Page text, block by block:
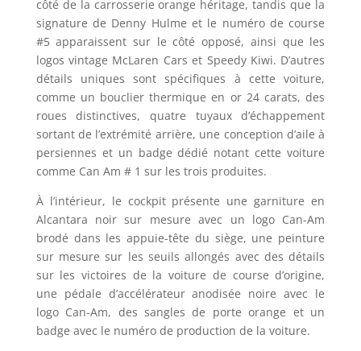
côté de la carrosserie orange héritage, tandis que la
signature de Denny Hulme et le numéro de course
#5 apparaissent sur le côté opposé, ainsi que les
logos vintage McLaren Cars et Speedy Kiwi. D’autres
détails uniques sont spécifiques à cette voiture,
comme un bouclier thermique en or 24 carats, des
roues distinctives, quatre tuyaux d’échappement
sortant de l’extrémité arrière, une conception d’aile à
persiennes et un badge dédié notant cette voiture
comme Can Am # 1 sur les trois produites.
À l’intérieur, le cockpit présente une garniture en
Alcantara noir sur mesure avec un logo Can-Am
brodé dans les appuie-tête du siège, une peinture
sur mesure sur les seuils allongés avec des détails
sur les victoires de la voiture de course d’origine,
une pédale d’accélérateur anodisée noire avec le
logo Can-Am, des sangles de porte orange et un
badge avec le numéro de production de la voiture.